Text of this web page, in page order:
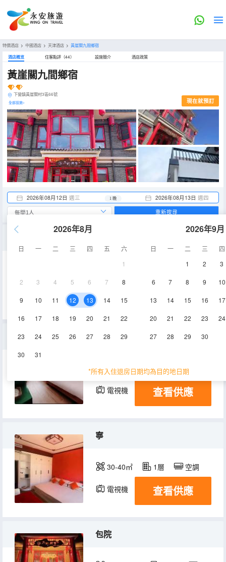
特價酒店 > 中國酒店 > 天津酒店 > 黃崖關九間鄉宿
酒店概览 住客點評（44） 設施簡介 酒店政策
黃崖關九間鄉宿
下營鎮黃崖關村3區66號
全部設施> 現在就預訂
2026年08月12日 週三 2026年08月13日 週四
1 晚
2026年8月
日 一 二 三 四 五
六
1
2 3 4 5 6 7 8
9 10 11 12 13 14 15
16 17 18 19 20 21 22
23 24 25 26 27 28 29
30 31
2026年9月
日 一 二 三
四
1
2 3
6 7 8 9 10
13 14 15 16 17
20 21 22 23 24
27 28 29 30
*所有入住退房日期均為目的地日期
重新搜尋
空調
30㎡ 1層 空調
電視機 查看供應
寧
30-40㎡ 1層 空調
電視機 查看供應
包院